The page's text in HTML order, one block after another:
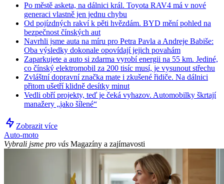
Po městě asketa, na dálnici král. Toyota RAV4 má v nové
generaci vlastně jen jednu chybu
Od pojízdných rakví k pěti hvězdám. BYD mění pohled na
bezpečnost čínských aut
Navrhli jsme auta na míru pro Petra Pavla a Andreje Babiše:
Oba výsledky dokonale opovídají jejich povahám
Zaparkujete a auto si zdarma vyrobí energii na 55 km. Jediné,
co čínský elektromobil za 200 tisíc musí, je vysunout střechu
Zvláštní dopravní značka mate i zkušené řidiče. Na dálnici
přitom ušetří klidně desítky minut
Vedli obří projekty, teď je čeká vyhazov. Automobilky škrtají
manažery „jako šílené“
Zobrazit více
Auto-moto
Vybrali jsme pro vás Magazíny a zajímavosti